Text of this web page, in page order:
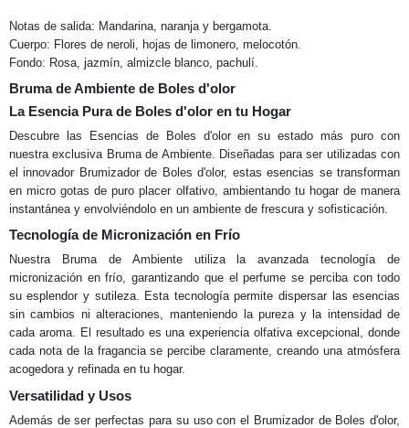
Notas de salida: Mandarina, naranja y bergamota.
Cuerpo: Flores de neroli, hojas de limonero, melocotón.
Fondo: Rosa, jazmín, almizcle blanco, pachulí.
Bruma de Ambiente de Boles d'olor
La Esencia Pura de Boles d'olor en tu Hogar
Descubre las Esencias de Boles d'olor en su estado más puro con
nuestra exclusiva Bruma de Ambiente. Diseñadas para ser utilizadas con
el innovador Brumizador de Boles d'olor, estas esencias se transforman
en micro gotas de puro placer olfativo, ambientando tu hogar de manera
instantánea y envolviéndolo en un ambiente de frescura y sofisticación.
Tecnología de Micronización en Frío
Nuestra Bruma de Ambiente utiliza la avanzada tecnología de
micronización en frío, garantizando que el perfume se perciba con todo
su esplendor y sutileza. Esta tecnología permite dispersar las esencias
sin cambios ni alteraciones, manteniendo la pureza y la intensidad de
cada aroma. El resultado es una experiencia olfativa excepcional, donde
cada nota de la fragancia se percibe claramente, creando una atmósfera
acogedora y refinada en tu hogar.
Versatilidad y Usos
Además de ser perfectas para su uso con el Brumizador de Boles d'olor,